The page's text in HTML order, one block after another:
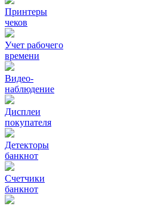
Принтеры
чеков
Учет рабочего
времени
Видео‑
наблюдение
Дисплеи
покупателя
Детекторы
банкнот
Счетчики
банкнот